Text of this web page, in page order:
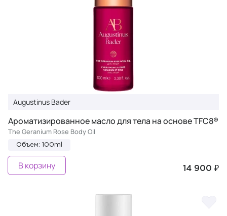
Augustinus Bader
Ароматизированное масло для тела на основе TFC8®
The Geranium Rose Body Oil
Объем: 100ml
14 900 ₽
В корзину